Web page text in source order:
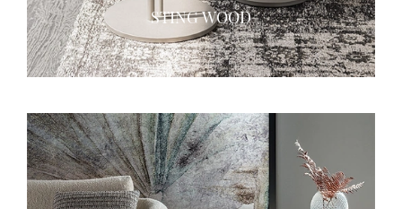
STING WOOD